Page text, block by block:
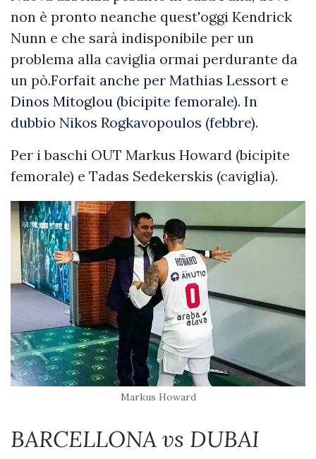
non è pronto neanche quest'oggi Kendrick
Nunn e che sarà indisponibile per un
problema alla caviglia ormai perdurante da
un pò.Forfait anche per Mathias Lessort e
Dinos Mitoglou (bicipite femorale). In
dubbio Nikos Rogkavopoulos (febbre).
Per i baschi OUT Markus Howard (bicipite
femorale) e Tadas Sedekerskis (caviglia).
Markus Howard
BARCELLONA vs DUBAI